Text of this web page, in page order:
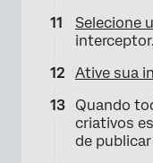
Selecione
interceptor.
Ative sua
Quando
criativos
de